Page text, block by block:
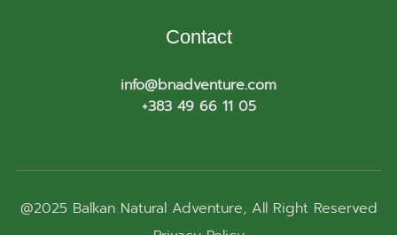
Contact
info@bnadventure.com
+383 49 66 11 05
@2025Balkan Natural Adventure, All Right Reserved